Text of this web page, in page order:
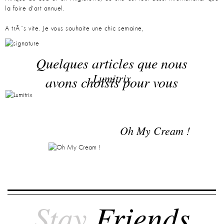
la foire d'art annuel.
A trÃ¨s vite. Je vous souhaite une chic semaine,
Quelques articles que nous
avons choisis pour vous
Lumitrix
Oh My Cream !